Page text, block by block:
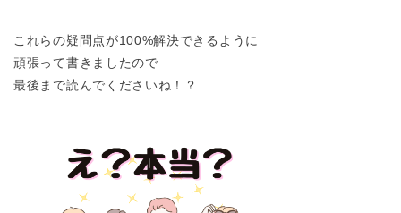
これらの疑問点が100%解決できるように
頑張って書きましたので
最後まで読んでくださいね！？